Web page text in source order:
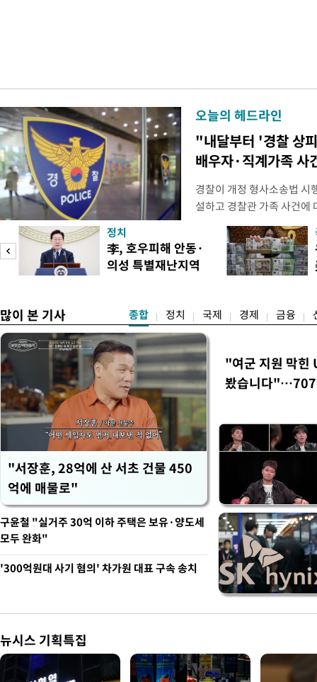
오늘의 헤드라인
"내달부터 '경찰 상
배우자·직계가족 사
경찰이 개정 형사소송법 시
설하고 경찰관 가족 사건에
피제'를 도입한다. 경찰청
후속 조치 태스크포스
우선 올해 하반기 인사에
하던 수사감찰 기능을 인
정치
李, 호우피해 안동·
의성 특별재난지역
많이 본 기사 종합 정치 국제 경제 금융
"서장훈, 28억에 산 서초 건물 450
억에 매물로"
"여군 지원 막힌
봤습니다"…707
구윤철 "실거주 30억 이하 주택은 보유·양도세
모두 완화"
'300억원대 사기 혐의' 차가원 대표 구속 송치
뉴시스 기획특집